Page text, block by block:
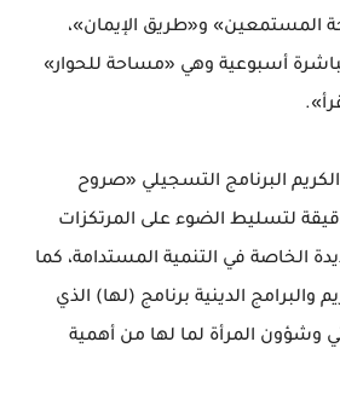
المستمعين» و«طريق الإيمان»،
3 برامج مباشرة أسبوعية وهي «مساحة للحوار»
البرنامج التسجيلي «صروح
الذي مدته 30 دقيقة لتسليط الضوء على المرتكزات
الخاصة في التنمية المستدامة، كما
والبرامج الدينية برنامج (لها) الذي
وشؤون المرأة لما لها من أهمية